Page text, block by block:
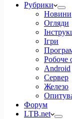
Рубрики
Новини
Огляди
Ігри
Робоче
Android
Сервер
Железо
Форум
LTB.net